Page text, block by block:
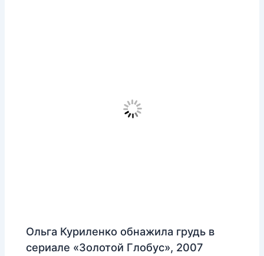
Ольга Куриленко обнажила грудь в
сериале «Золотой Глобус», 2007